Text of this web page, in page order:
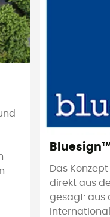
Das
direkt aus
gesagt: aus